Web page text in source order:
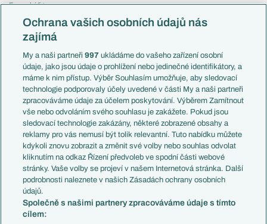
Evropská liga
Mistrovství světa
Liga národů
Témata
Představení týmů MS
EuroSkauting
PL v kostce
Evropské koeficienty
Přestupy
Přestupové spekulace
Zranění
Kluby
Arsenal FC
Chelsea FC
Manchester United
AC Milán
Česko
Francie
Itálie
Německo
Španělsko
Argentina
Brazílie
Přestupy
Zápasy
Livescore
Tipovací soutěž
Ochrana vašich osobních údajů nás
zajímá
My a naši partneři997 ukládáme do vašeho zařízení osobní
údaje, jako jsou údaje o prohlížení nebo jedinečné identifikátory, a
máme k nim přístup. Výběr Souhlasím umožňuje, aby sledovací
technologie podporovaly účely uvedené v části My a naši partneři
zpracováváme údaje za účelem poskytování. Výběrem Zamítnout
vše nebo odvoláním svého souhlasu je zakážete. Pokud jsou
sledovací technologie zakázány, některé zobrazené obsahy a
reklamy pro vás nemusí být tolik relevantní. Tuto nabídku můžete
kdykoli znovu zobrazit a změnit své volby nebo souhlas odvolat
kliknutím na odkaz Řízení předvoleb ve spodní části webové
stránky. Vaše volby se projeví v našem Internetová stránka. Další
podrobnosti naleznete v našich Zásadách ochrany osobních
údajů.
Společně s našimi partnery zpracováváme údaje s tímto
cílem: